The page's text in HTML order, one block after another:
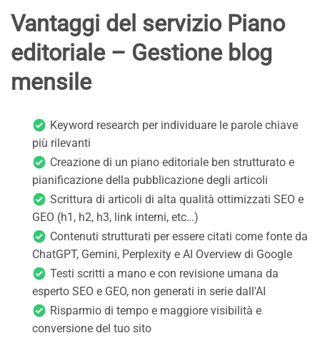
Vantaggi del servizio Piano
editoriale – Gestione blog
mensile
Keyword research per individuare le parole chiave
più rilevanti
Creazione di un piano editoriale ben strutturato e
pianificazione della pubblicazione degli articoli
Scrittura di articoli di alta qualità ottimizzati SEO e
GEO (h1, h2, h3, link interni, etc…)
Contenuti strutturati per essere citati come fonte da
ChatGPT, Gemini, Perplexity e AI Overview di Google
Testi scritti a mano e con revisione umana da
esperto SEO e GEO, non generati in serie dall'AI
Risparmio di tempo e maggiore visibilità e
conversione del tuo sito